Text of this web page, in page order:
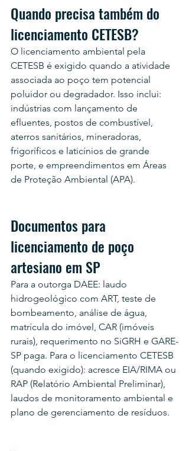
Quando precisa também do
licenciamento CETESB?
O licenciamento ambiental pela
CETESB é exigido quando a atividade
associada ao poço tem potencial
poluidor ou degradador. Isso inclui:
indústrias com lançamento de
efluentes, postos de combustível,
aterros sanitários, mineradoras,
frigoríficos e laticínios de grande
porte, e empreendimentos em Áreas
de Proteção Ambiental (APA).
Documentos para
licenciamento de poço
artesiano em SP
Para a outorga DAEE: laudo
hidrogeológico com ART, teste de
bombeamento, análise de água,
matrícula do imóvel, CAR (imóveis
rurais), requerimento no SiGRH e GARE-
SP paga. Para o licenciamento CETESB
(quando exigido): acresce EIA/RIMA ou
RAP (Relatório Ambiental Preliminar),
laudos de monitoramento ambiental e
plano de gerenciamento de resíduos.